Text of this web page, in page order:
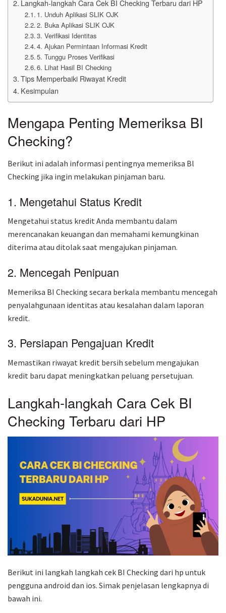
Langkah-langkah Cara Cek BI Checking Terbaru dari HP
1. Unduh Aplikasi SLIK OJK
2. Buka Aplikasi SLIK OJK
3. Verifikasi Identitas
4. Ajukan Permintaan Informasi Kredit
5. Tunggu Proses Verifikasi
6. Lihat Hasil BI Checking
Tips Memperbaiki Riwayat Kredit
Kesimpulan
Mengapa Penting Memeriksa BI
Checking?
Berikut ini adalah informasi pentingnya memeriksa Bl
Checking jika ingin melakukan pinjaman baru.
1. Mengetahui Status Kredit
Mengetahui status kredit Anda membantu dalam
merencanakan keuangan dan memahami kemungkinan
diterima atau ditolak saat mengajukan pinjaman.
2. Mencegah Penipuan
Memeriksa BI Checking secara berkala membantu mencegah
penyalahgunaan identitas atau kesalahan dalam laporan
kredit.
3. Persiapan Pengajuan Kredit
Memastikan riwayat kredit bersih sebelum mengajukan
kredit baru dapat meningkatkan peluang persetujuan.
Langkah-langkah Cara Cek BI
Checking Terbaru dari HP
Berikut ini langkah langkah cek BI Checking dari hp untuk
pengguna android dan ios. Simak penjelasan lengkapnya di
bawah ini.